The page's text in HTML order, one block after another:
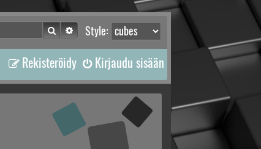
Style:
Etsi Tarkennettu haku
Kirjaudu sisään
Rekisteröidy